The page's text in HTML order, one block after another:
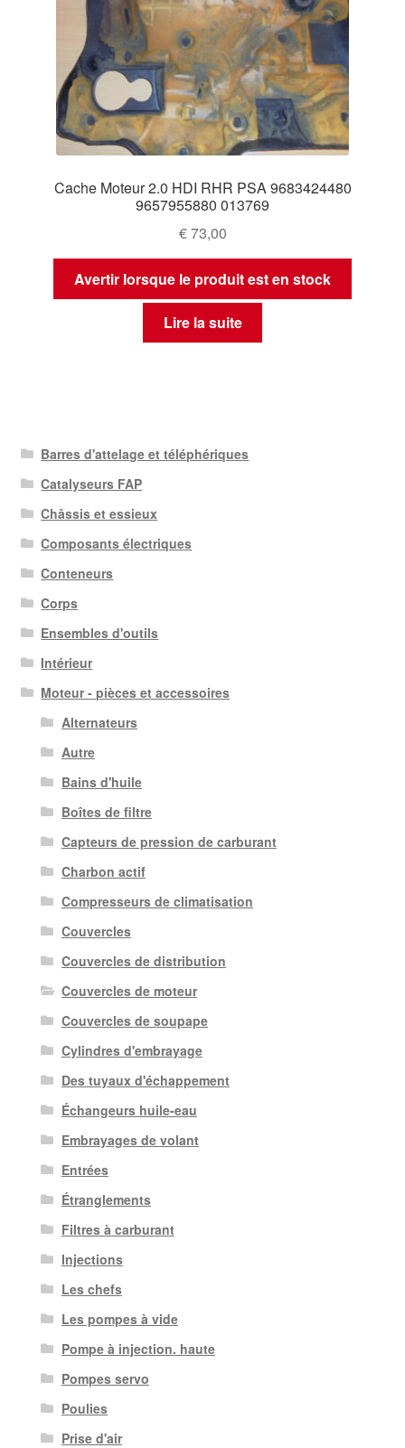
Cache Moteur 2.0 HDI RHR PSA 9683424480
9657955880 013769
€73,00
Avertir lorsque le produit est en stock
Lire la suite
Barres d'attelage et téléphériques
Catalyseurs FAP
Châssis et essieux
Composants électriques
Conteneurs
Corps
Ensembles d'outils
Intérieur
Moteur - pièces et accessoires
Alternateurs
Autre
Bains d'huile
Boîtes de filtre
Capteurs de pression de carburant
Charbon actif
Compresseurs de climatisation
Couvercles
Couvercles de distribution
Couvercles de moteur
Couvercles de soupape
Cylindres d'embrayage
Des tuyaux d'échappement
Échangeurs huile-eau
Embrayages de volant
Entrées
Étranglements
Filtres à carburant
Injections
Les chefs
Les pompes à vide
Pompe à injection. haute
Pompes servo
Poulies
Prise d'air